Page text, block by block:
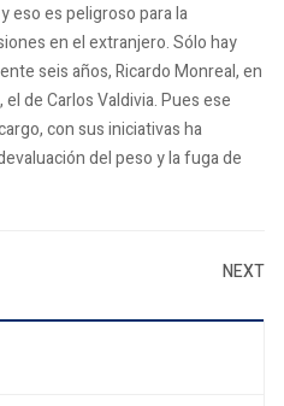
eso es peligroso para la
en el extranjero. Sólo hay
seis años, Ricardo Monreal, en
de Carlos Valdivia. Pues ese
con sus iniciativas ha
del peso y la fuga de
NEXT